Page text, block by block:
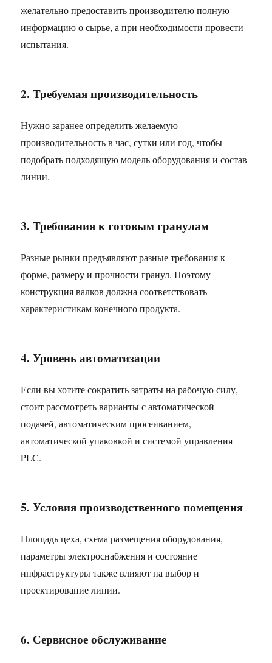
желательно предоставить производителю полную
информацию о сырье, а при необходимости провести
испытания.
2. Требуемая производительность
Нужно заранее определить желаемую
производительность в час, сутки или год, чтобы
подобрать подходящую модель оборудования и состав
линии.
3. Требования к готовым гранулам
Разные рынки предъявляют разные требования к
форме, размеру и прочности гранул. Поэтому
конструкция валков должна соответствовать
характеристикам конечного продукта.
4. Уровень автоматизации
Если вы хотите сократить затраты на рабочую силу,
стоит рассмотреть варианты с автоматической
подачей, автоматическим просеиванием,
автоматической упаковкой и системой управления
PLC.
5. Условия производственного помещения
Площадь цеха, схема размещения оборудования,
параметры электроснабжения и состояние
инфраструктуры также влияют на выбор и
проектирование линии.
6. Сервисное обслуживание